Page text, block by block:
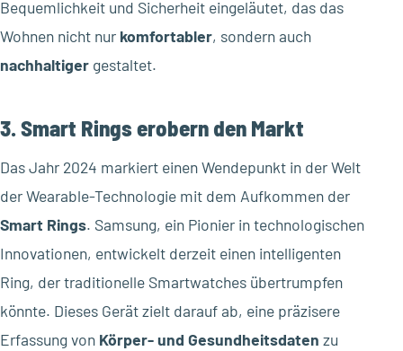
Bequemlichkeit und Sicherheit eingeläutet, das das
Wohnen nicht nur komfortabler, sondern auch
nachhaltiger gestaltet.
3. Smart Rings erobern den Markt
Das Jahr 2024 markiert einen Wendepunkt in der Welt
der Wearable-Technologie mit dem Aufkommen der
Smart Rings. Samsung, ein Pionier in technologischen
Innovationen, entwickelt derzeit einen intelligenten
Ring, der traditionelle Smartwatches übertrumpfen
könnte. Dieses Gerät zielt darauf ab, eine präzisere
Erfassung von Körper- und Gesundheitsdaten zu